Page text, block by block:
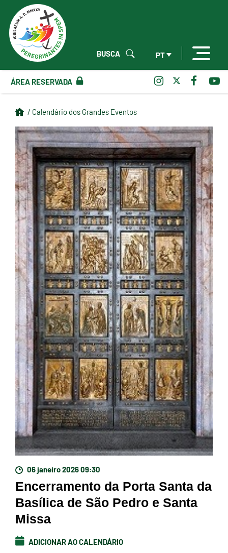
PT
BUSCA
ÁREA RESERVADA
/ Calendário dos Grandes Eventos
06 janeiro 2026 09:30
Encerramento da Porta Santa da
Basílica de São Pedro e Santa
Missa
ADICIONAR AO CALENDÁRIO